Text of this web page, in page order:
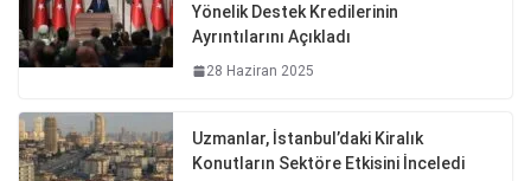
Yönelik Destek Kredilerinin
Ayrıntılarını Açıkladı
28 Haziran 2025
Uzmanlar, İstanbul’daki Kiralık
Konutların Sektöre Etkisini İnceledi